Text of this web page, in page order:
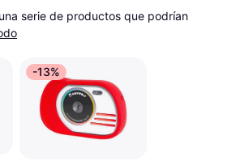
serie de productos que podrían
-13%